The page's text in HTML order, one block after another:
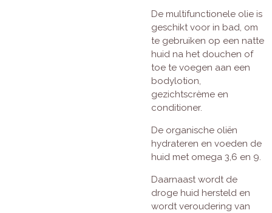
De multifunctionele olie is
geschikt voor in bad, om
te gebruiken op een natte
huid na het douchen of
toe te voegen aan een
bodylotion,
gezichtscrème en
conditioner.
De organische oliën
hydrateren en voeden de
huid met omega 3,6 en 9.
Daarnaast wordt de
droge huid hersteld en
wordt veroudering van